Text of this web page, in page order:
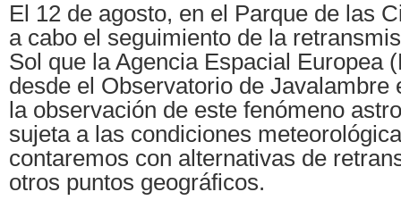
El 12 de agosto, en el Parque de las
a cabo el seguimiento de la
Sol que la Agencia Espacial Europea
desde el Observatorio de Javalambre
la observación de este fenómeno
sujeta a las condiciones
contaremos con alternativas de
otros puntos geográficos.